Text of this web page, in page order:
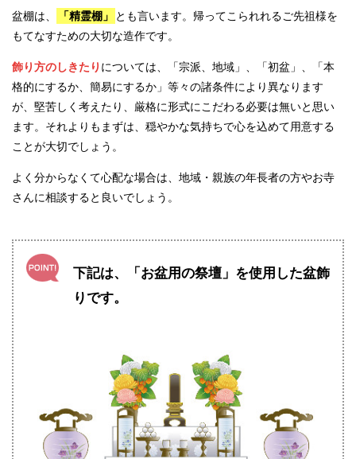
盆棚は、 「精霊棚」
とも言います。帰ってこられれるご先祖様を
もてなすための大切な造作です。
飾り方のしきたり については、「宗派、地域」、「初盆」、「本
格的にするか、簡易にするか」等々の諸条件により異なります
が、堅苦しく考えたり、厳格に形式にこだわる必要は無いと思い
ます。それよりもまずは、穏やかな気持ちで心を込めて用意する
ことが大切でしょう。
よく分からなくて心配な場合は、地域・親族の年長者の方やお寺
さんに相談すると良いでしょう。
下記は、「お盆用の祭壇」を使用した盆飾
りです。